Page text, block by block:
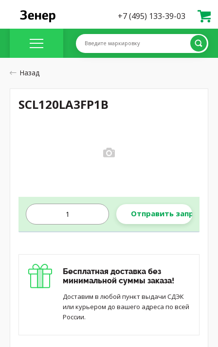
+7 (495) 133-39-03
Введите маркировку
Назад
Отправить запрос
Бесплатная доставка без
минимальной суммы заказа!
Доставим в любой пункт выдачи СДЭК
или курьером до вашего адреса по всей
России.
SCL120LA3FP1B